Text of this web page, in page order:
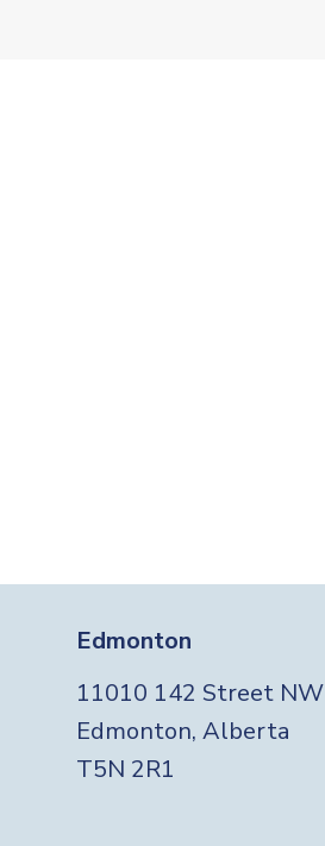
Edmonton
11010 142 Street NW
Edmonton, Alberta
T5N 2R1